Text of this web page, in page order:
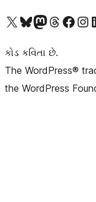
અમારા X (અગાઉ ટ્વિટર) એકાઉન્ટની મુલાકાત લોઅમારા Bluesky એકાઉન્ટની મુલાકાત લોઅમારા માસ્ટોડોન એકાઉન્ટની મુલાકાત લોઅમારા Threads એકાઉન્ટની મુલાકાત લો અમારા ફેસબુક પેજની મુલાકાત લોઅમારા ઇન્સ્ટાગ્રામ એકાઉન્ટની મુલાકાત લો અમારા
કોડ કવિતા છે.
The WordPress®
the WordPress